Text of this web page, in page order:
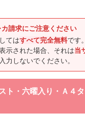
請求にご注意ください
てはすべて完全無料です
示された場合、それは当
力しないでください。
ト・六曜入り・Ａ４